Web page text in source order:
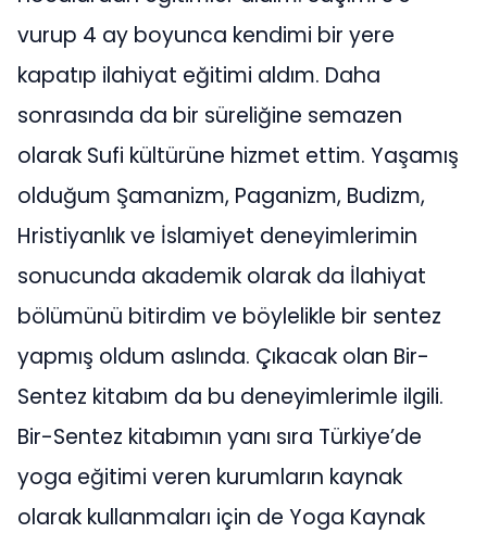
vurup 4 ay boyunca kendimi bir yere
kapatıp ilahiyat eğitimi aldım. Daha
sonrasında da bir süreliğine semazen
olarak Sufi kültürüne hizmet ettim. Yaşamış
olduğum Şamanizm, Paganizm, Budizm,
Hristiyanlık ve İslamiyet deneyimlerimin
sonucunda akademik olarak da İlahiyat
bölümünü bitirdim ve böylelikle bir sentez
yapmış oldum aslında. Çıkacak olan Bir-
Sentez kitabım da bu deneyimlerimle ilgili.
Bir-Sentez kitabımın yanı sıra Türkiye’de
yoga eğitimi veren kurumların kaynak
olarak kullanmaları için de Yoga Kaynak